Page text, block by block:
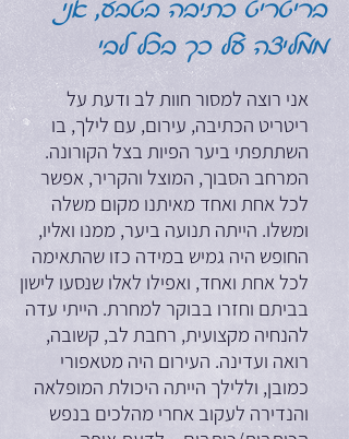
בריטריט כתיבה בטבע, אני
ממליצה על כך בכל לבי
אני רוצה למסור חוות לב ודעת על
ריטריט הכתיבה, עירום, עם לילך, בו
השתתפתי ביער הפיות בצל הקורונה.
המרחב הסבוך, המוצל והקריר, אפשר
לכל אחת ואחד מאיתנו מקום משלה
ומשלו. הייתה תנועה ביער, ממנו ואליו,
החופש היה גמיש במידה כזו שהתאימה
לכל אחת ואחד, ואפילו לאלו שנסעו לישון
בביתם וחזרו בבוקר למחרת. הייתי עדה
להנחיה מקצועית, רחבת לב, קשובה,
רואה ועדינה. העירום היה מטאפורי
כמובן, וללילך הייתה היכולת המופלאה
והנדירה לעקוב אחרי מהלכים בנפש